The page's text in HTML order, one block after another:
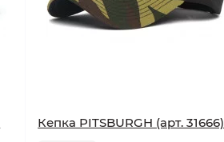
Кепка PITSBURGH (арт. 31666)